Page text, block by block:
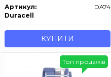
Артикул:
DA74
Duracell
КУПИТИ
Топ продажів